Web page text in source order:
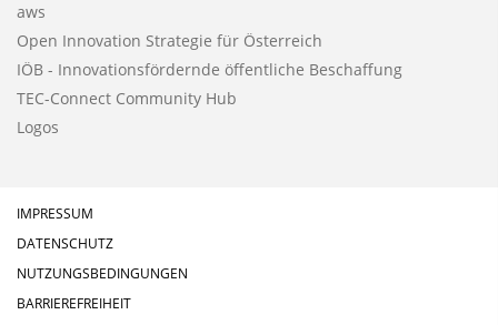
aws
Open Innovation Strategie für Österreich
IÖB - Innovationsfördernde öffentliche Beschaffung
TEC-Connect Community Hub
Logos
IMPRESSUM
DATENSCHUTZ
NUTZUNGSBEDINGUNGEN
BARRIEREFREIHEIT